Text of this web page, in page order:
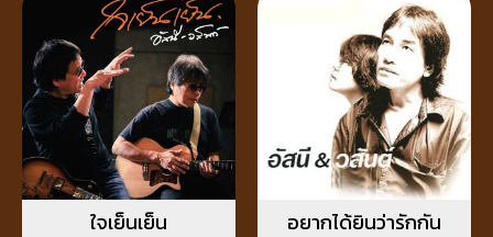
ใจเย็นเย็น อยากได้ยินว่ารักกัน